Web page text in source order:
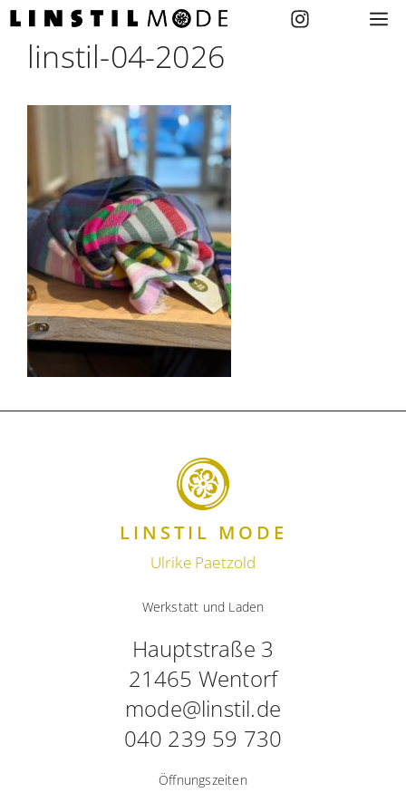
Zum
springenlinstil-04-2026
Werkstatt und Laden
Hauptstraße 3
21465 Wentorf
mode@linstil.de
040 239 59 730
LINSTIL MODE
Ulrike Paetzold
Öffnungszeiten